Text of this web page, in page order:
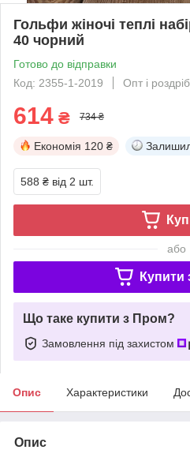
Гольфи жіночі теплі
40 чорний
Готово до відправки
Код: 2355-1-2019
Опт і роздріб
614 ₴ 734 ₴
Економія 120 ₴
588 ₴ від 2 шт.
або
Купити
Що таке купити з Пром?
Замовлення під захистом
Опис Характеристики
Опис